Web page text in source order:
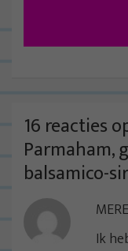
i
t
n
a
i
g
16 reacties
Parmaham,
balsamico-
Ik